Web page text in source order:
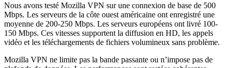
Nous avons testé Mozilla VPN sur une connexion de base de 500
Mbps. Les serveurs de la côte ouest américaine ont enregistré une
moyenne de 200-250 Mbps. Les serveurs européens ont livré 100-
150 Mbps. Ces vitesses supportent la diffusion en HD, les appels
vidéo et les téléchargements de fichiers volumineux sans problème.
Mozilla VPN ne limite pas la bande passante ou n’impose pas de